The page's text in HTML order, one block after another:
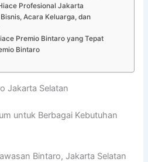
Profesional Jakarta
Acara Keluarga, dan
Premio Bintaro yang Tepat
Bintaro
Jakarta Selatan
untuk Berbagai Kebutuhan
Bintaro, Jakarta Selatan